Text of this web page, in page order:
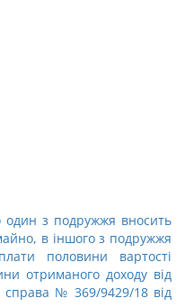
з подружжя вносить
в іншого з подружжя
половини вартості
отриманого доходу від
справа № 369/9429/18 від